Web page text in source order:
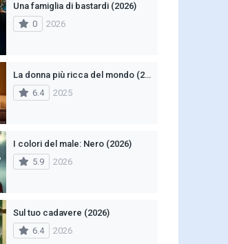
Una famiglia di bastardi (2026)
0
2026
La donna più ricca del mondo (2025)
6.4
2025
I colori del male: Nero (2026)
5.9
2026
Sul tuo cadavere (2026)
6.4
2026